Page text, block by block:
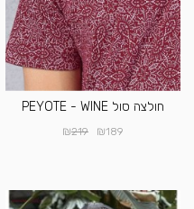
חולצה סול PEYOTE - WINE
₪189
₪219